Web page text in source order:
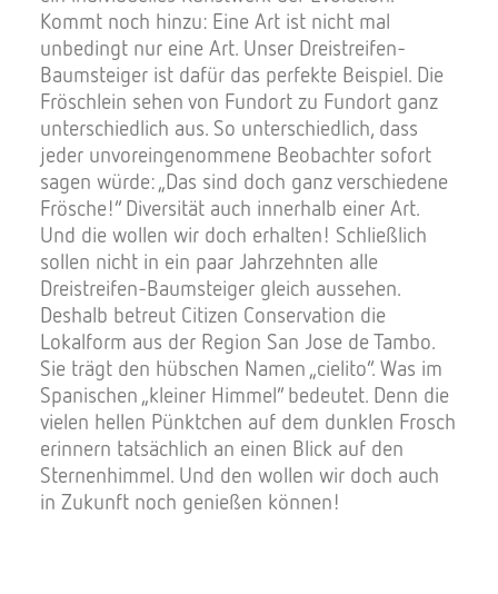
Kommt noch hinzu: Eine Art ist nicht mal
unbedingt nur eine Art. Unser Dreistreifen-
Baumsteiger ist dafür das perfekte Beispiel. Die
Fröschlein sehen von Fundort zu Fundort ganz
unterschiedlich aus. So unterschiedlich, dass
jeder unvoreingenommene Beobachter sofort
sagen würde: „Das sind doch ganz verschiedene
Frösche!“ Diversität auch innerhalb einer Art.
Und die wollen wir doch erhalten! Schließlich
sollen nicht in ein paar Jahrzehnten alle
Dreistreifen-Baumsteiger gleich aussehen.
Deshalb betreut Citizen Conservation die
Lokalform aus der Region San Jose de Tambo.
Sie trägt den hübschen Namen „cielito“. Was im
Spanischen „kleiner Himmel“ bedeutet. Denn die
vielen hellen Pünktchen auf dem dunklen Frosch
erinnern tatsächlich an einen Blick auf den
Sternenhimmel. Und den wollen wir doch auch
in Zukunft noch genießen können!